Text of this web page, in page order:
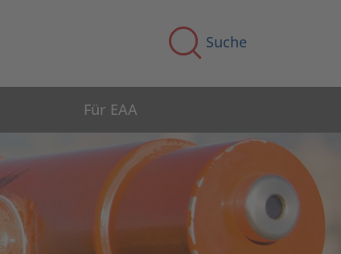
Suche
Für EAA